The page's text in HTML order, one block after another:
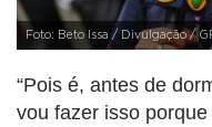
Foto: Beto Issa / Divulgação /
“Pois é, antes de
vou fazer isso